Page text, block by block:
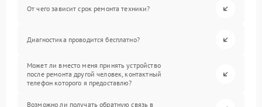
От чего зависит срок ремонта техники?
Диагностика проводится бесплатно?
Может ли вместо меня принять устройство
после ремонта другой человек, контактный
телефон которого я предоставлю?
Возможно ли получать обратную связь в